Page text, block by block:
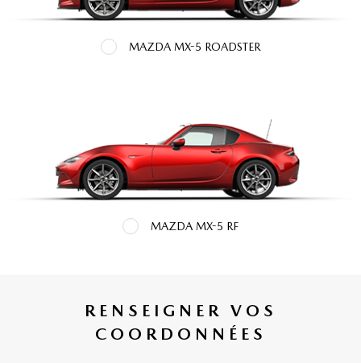
MAZDA MX-5 ROADSTER
MAZDA MX-5 RF
RENSEIGNER VOS
COORDONNÉES